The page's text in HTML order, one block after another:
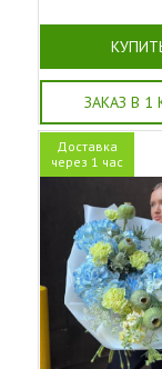
ЗАКАЗ В 1
Доставка
через 1 час